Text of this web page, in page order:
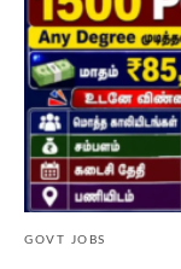
GOVT JOBS